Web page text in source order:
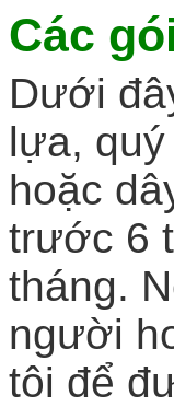
Các gói
Dưới
lựa,
hoặc
trước 6
tháng.
người
tôi để